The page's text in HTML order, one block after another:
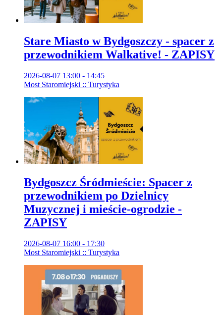
Stare Miasto w Bydgoszczy - spacer z
przewodnikiem Walkative! - ZAPISY
2026-08-07 13:00 - 14:45
Most Staromiejski :: Turystyka
Bydgoszcz Śródmieście: Spacer z
przewodnikiem po Dzielnicy
Muzycznej i mieście-ogrodzie -
ZAPISY
2026-08-07 16:00 - 17:30
Most Staromiejski :: Turystyka